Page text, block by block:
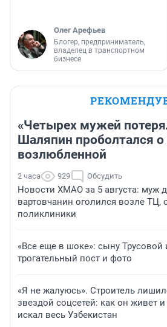
Олег Арефьев
Блогер, предприниматель,
владелец в транспортном
бизнесе
«Четырех мужей
Шаляпин проболтался о
возлюбленной
2 часа 929 Обсудить
Новости ХМАО за 5 августа: муж
вартовчанин оголился возле ТЦ,
поликлиники
«Все еще в шоке»: сыну Трусовой
трогательный пост и фото
«Я не жалуюсь». Строитель
звездой соцсетей: как он живет
искал весь Узбекистан